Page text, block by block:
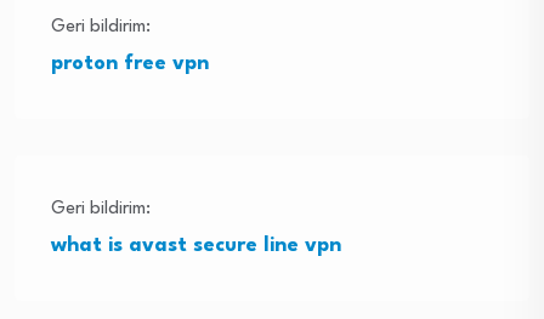
Geri bildirim:
proton free vpn
Geri bildirim:
what is avast secure line vpn